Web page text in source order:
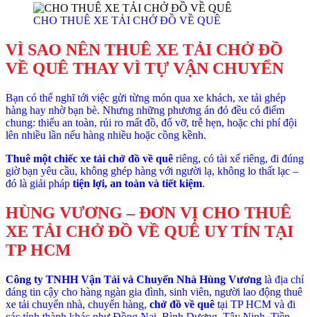
CHO THUÊ XE TẢI CHỞ ĐỒ VỀ QUÊ
VÌ SAO NÊN THUÊ XE TẢI CHỞ ĐỒ
VỀ QUÊ THAY VÌ TỰ VẬN CHUYỂN
Bạn có thể nghĩ tới việc gửi từng món qua xe khách, xe tải ghép
hàng hay nhờ bạn bè. Nhưng những phương án đó đều có điểm
chung: thiếu an toàn, rủi ro mất đồ, đổ vỡ, trễ hẹn, hoặc chi phí đội
lên nhiều lần nếu hàng nhiều hoặc cồng kềnh.
Thuê một chiếc xe tải chở đồ về quê riêng, có tài xế riêng, đi đúng
giờ bạn yêu cầu, không ghép hàng với người lạ, không lo thất lạc –
đó là giải pháp tiện lợi, an toàn và tiết kiệm.
HÙNG VƯƠNG – ĐƠN VỊ CHO THUÊ
XE TẢI CHỞ ĐỒ VỀ QUÊ UY TÍN TẠI
TP HCM
Công ty TNHH Vận Tải và Chuyển Nhà Hùng Vương là địa chỉ
đáng tin cậy cho hàng ngàn gia đình, sinh viên, người lao động thuê
xe tải chuyển nhà, chuyển hàng, chở đồ về quê tại TP HCM và đi